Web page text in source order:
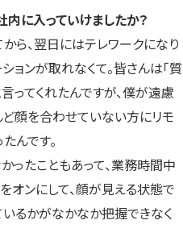
内に入っていけましたか？
ら、翌日にはテレワークになり
ションが取れなくて。皆さんは「質
ってくれたんですが、僕が遠慮
ど顔を合わせていない方にリモ
んです。
たこともあって、業務時間中
オンにして、顔が見える状態で
いるかがなかなか把握できなく